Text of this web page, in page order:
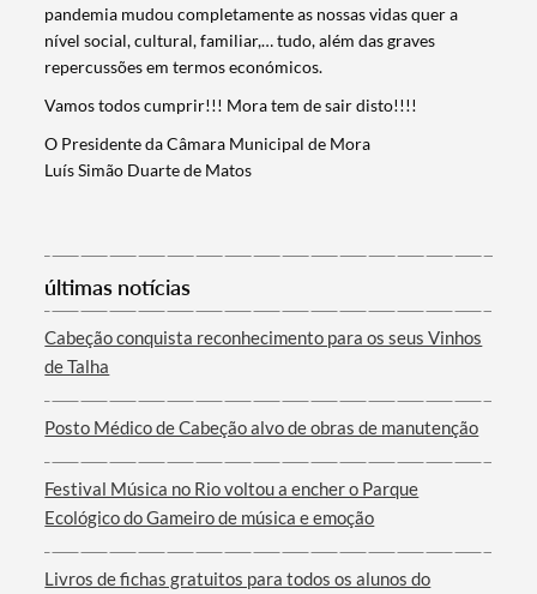
Categorias gerais
pandemia mudou completamente as nossas vidas quer a
nível social, cultural, familiar,… tudo, além das graves
repercussões em termos económicos.
Vamos todos cumprir!!! Mora tem de sair disto!!!!
O Presidente da Câmara Municipal de Mora
Luís Simão Duarte de Matos
últimas notícias
Cabeção conquista reconhecimento para os seus Vinhos
de Talha
Posto Médico de Cabeção alvo de obras de manutenção
Festival Música no Rio voltou a encher o Parque
Ecológico do Gameiro de música e emoção
Livros de fichas gratuitos para todos os alunos do